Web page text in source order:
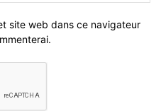
site web dans ce navigateur